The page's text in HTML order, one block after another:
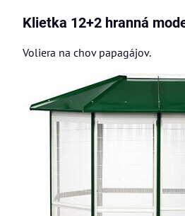
Klietka 12+2 hranná
Voliera na chov papagájov.